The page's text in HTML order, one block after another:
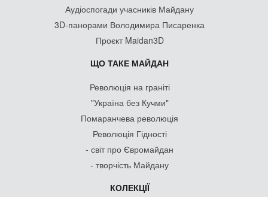
Аудіоспогади учасників Майдану
3D-панорами Володимира Писаренка
Проєкт Maidan3D
ЩО ТАКЕ МАЙДАН
Революція на граніті
"Україна без Кучми"
Помаранчева революція
Революція Гідності
- світ про Євромайдан
- творчість Майдану
КОЛЕКЦІЇ